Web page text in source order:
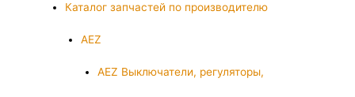
Каталог запчастей по производителю
AEZ
AEZ Выключатели, регуляторы,